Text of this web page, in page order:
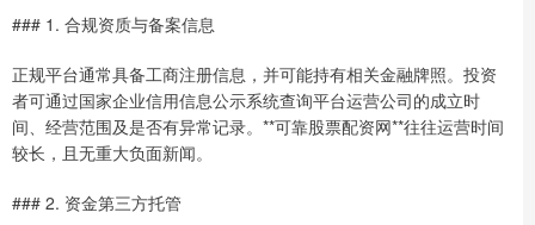
### 1. 合规资质与备案信息
正规平台通常具备工商注册信息，并可能持有相关金融牌照。投资
者可通过国家企业信用信息公示系统查询平台运营公司的成立时
间、经营范围及是否有异常记录。**可靠股票配资网**往往运营时间
较长，且无重大负面新闻。
### 2. 资金第三方托管